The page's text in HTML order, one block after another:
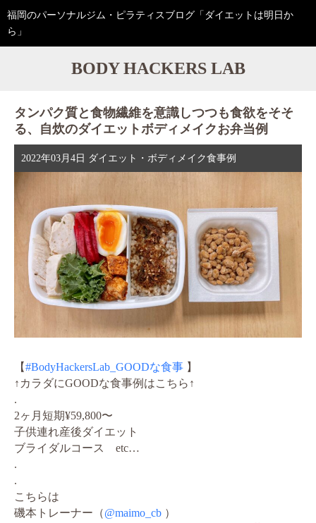
福岡のパーソナルジム・ピラティスブログ「ダイエットは明日か
ら」
BODY HACKERS LAB
タンパク質と食物繊維を意識しつつも食欲をそそ
る、自炊のダイエットボディメイクお弁当例
2022年03月4日 ダイエット・ボディメイク食事例
【#BodyHackersLab_GOODな食事 】
↑カラダにGOODな食事例はこちら↑
.
2ヶ月短期¥59,800〜
子供連れ産後ダイエット
ブライダルコース etc…
.
.
こちらは
磯本トレーナー（@maimo_cb ）